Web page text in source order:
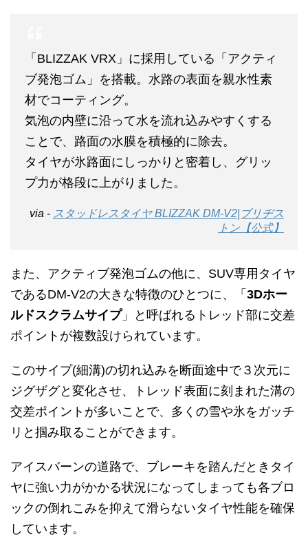
「BLIZZAK VRX」に採用している「アクティ
ブ発泡ゴム」を搭載。水路の表面を親水性素
材でコーティング。
気泡の内壁に沿って水を流れ込みやすくする
ことで、路面の水膜を積極的に除去。
タイヤが氷路面にしっかりと密着し、グリッ
プ力が格段に上がりました。
via - スタッドレスタイヤ BLIZZAK DM-V2|ブリヂス
トン【公式】
また、アクティブ発泡ゴムの他に、SUV専用タイヤ
であるDM-V2の大きな特徴のひとつに、「 3Dホー
ルドスクラムサイプ」と呼ばれるトレッド部に交差
ポイントが複数設けられています。
このサイプ(細溝)の切れ込みを断面途中で３次元に
ジグザグと変化させ、トレッド表面に刻まれた溝の
交差ポイントが多いことで、多くの雪や氷をガッチ
リと掴み取ることができます。
アイスバーンの道路で、ブレーキを踏んだときタイ
ヤに強い力がかかる状況になってしまっても各ブロ
ックの倒れこみを抑えて滑らないタイヤ性能を確保
しています。